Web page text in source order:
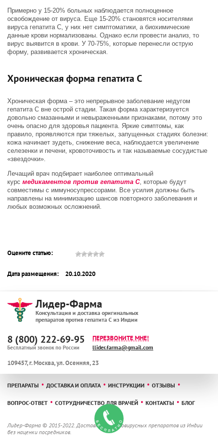
Примерно у 15-20% больных наблюдается полноценное
освобождение от вируса. Еще 15-20% становятся носителями
вируса гепатита С, у них нет симптоматики, а биохимические
данные крови нормализованы. Однако если провести анализ, то
вирус выявится в крови. У 70-75%, которые перенесли острую
форму, развивается хроническая.
Хроническая форма гепатита С
Хроническая форма – это непрерывное заболевание недугом
гепатита С вне острой стадии. Такая форма характеризуется
довольно смазанными и невыраженными признаками, потому это
очень опасно для здоровья пациента. Яркие симптомы, как
правило, проявляются при тяжелых, запущенных стадиях болезни:
кожа начинает зудеть, снижение веса, наблюдается увеличение
селезенки и печени, кровоточивость и так называемые сосудистые
«звездочки».
Лечащий врач подбирает наиболее оптимальный
курс медикаментов против гепатита С, которые будут
совместимы с иммуносупрессорами. Все усилия должны быть
направлены на минимизацию шансов повторного заболевания и
любых возможных осложнений.
Оцените статью:
Дата размещения: 20.10.2020
Лидер-Фарма
Консультация и доставка оригинальных
препаратов против гепатита С из Индии
8 (800) 222-69-95
Бесплатный звонок по России
ПЕРЕЗВОНИТЕ МНЕ!
llider.farma@gmail.com
109457,г. Москва,ул. Осенняя, 23
ПРЕПАРАТЫ ДОСТАВКА И ОПЛАТА ИНСТРУКЦИИ ОТЗЫВЫ
ВОПРОС-ОТВЕТ СОТРУДНИЧЕСТВО ДЛЯ ВРАЧЕЙ КОНТАКТЫ БЛОГ
Лидер-Фарма © 2015-2022.Доставка противовирусных препаратов из Индии
без наценки посредников.